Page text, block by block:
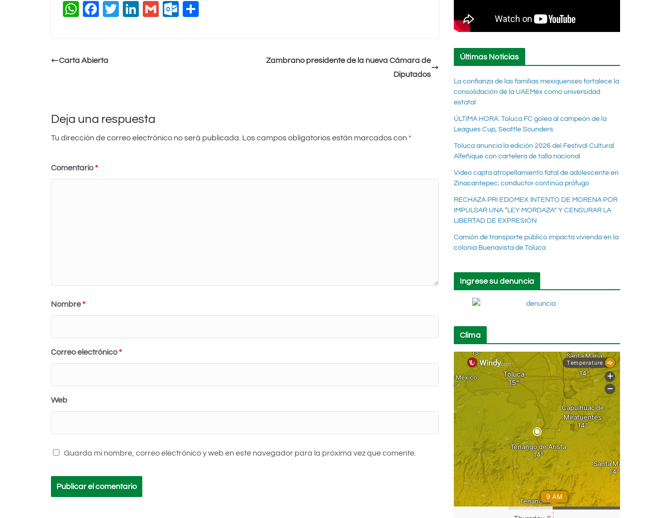
W
s
F
e
k
T
Li
G
O
Carta Abierta
Zambrano presidente de la nueva Cámara de
Diputados
Deja una respuesta
Tu dirección de correo electrónico no será publicada. Los campos obligatorios están marcados con *
Comentario*
Nombre*
Correo electrónico*
Web
Guarda mi nombre, correo electrónico y web en este navegador para la próxima vez que comente.
Últimas Noticias
La confianza de las familias mexiquenses fortalece la
consolidación de la UAEMéx como universidad
estatal
ÚLTIMA HORA: Toluca FC golea al campeón de la
Leagues Cup, Seattle Sounders
Toluca anuncia la edición 2026 del Festival Cultural
Alfeñique con cartelera de talla nacional
Video capta atropellamiento fatal de adolescente en
Zinacantepec; conductor continúa prófugo
RECHAZA PRI EDOMEX INTENTO DE MORENA POR
IMPULSAR UNA “LEY MORDAZA” Y CENSURAR LA
LIBERTAD DE EXPRESIÓN
Camión de transporte público impacta vivienda en la
colonia Buenavista de Toluca
Ingrese su denuncia
Clima